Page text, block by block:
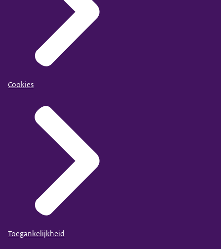
Cookies
Toegankelijkheid